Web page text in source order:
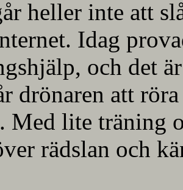
heller inte att
Idag
och det
drönaren att
Med lite träning
rädslan och